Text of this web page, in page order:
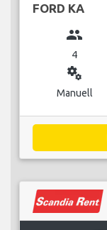
FORD KA
group
4
miscellaneous_services
Manuell